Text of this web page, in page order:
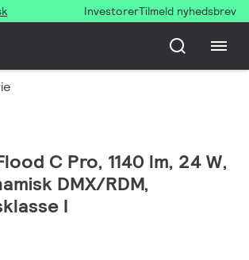
InvestorerTilmeld nyhedsbrev
C Pro, 1140 lm, 24 W,
DMX/RDM,
I